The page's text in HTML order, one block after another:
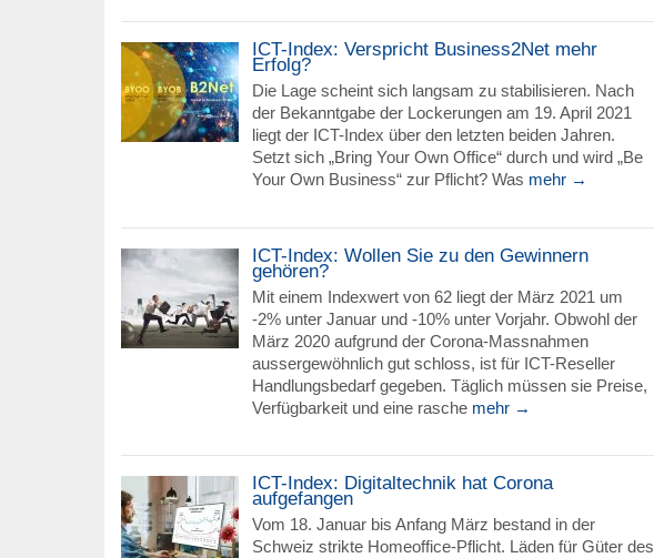
ICT-Index: Verspricht Business2Net mehr
Erfolg?
Die Lage scheint sich langsam zu stabilisieren. Nach
der Bekanntgabe der Lockerungen am 19. April 2021
liegt der ICT-Index über den letzten beiden Jahren.
Setzt sich „Bring Your Own Office“ durch und wird „Be
Your Own Business“ zur Pflicht? Was mehr →
ICT-Index: Wollen Sie zu den Gewinnern
gehören?
Mit einem Indexwert von 62 liegt der März 2021 um
-2% unter Januar und -10% unter Vorjahr. Obwohl der
März 2020 aufgrund der Corona-Massnahmen
aussergewöhnlich gut schloss, ist für ICT-Reseller
Handlungsbedarf gegeben. Täglich müssen sie Preise,
Verfügbarkeit und eine rasche mehr →
ICT-Index: Digitaltechnik hat Corona
aufgefangen
Vom 18. Januar bis Anfang März bestand in der
Schweiz strikte Homeoffice-Pflicht. Läden für Güter des